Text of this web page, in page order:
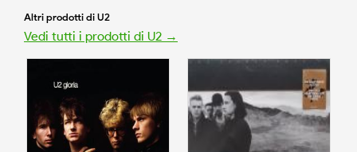
Altri prodotti di U2
Vedi tutti i prodotti di U2 →